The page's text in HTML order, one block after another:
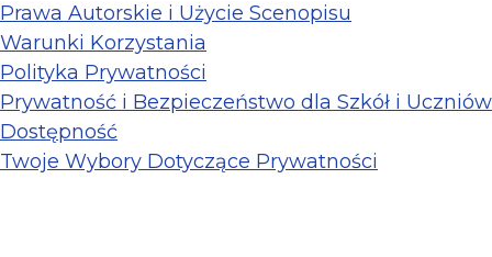
Prawa Autorskie i Użycie Scenopisu
Warunki Korzystania
Polityka Prywatności
Prywatność i Bezpieczeństwo dla Szkół i Uczniów
Dostępność
Twoje Wybory Dotyczące Prywatności